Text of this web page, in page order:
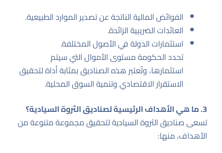
الفوائض المالية الناتجة عن تصدير الموارد الطبيعية.
العائدات الضريبية الزائدة.
استثمارات الدولة في الأصول المختلفة.
تحدد الحكومة مستوى الأموال التي سيتم
استثمارها، وتُعتبر هذه الصناديق بمثابة أداة لتحقيق
الاستقرار الاقتصادي وتنمية السوق المحلية.
3. ما هي الأهداف الرئيسية لصناديق الثروة السيادية؟
تسعى صناديق الثروة السيادية لتحقيق مجموعة متنوعة من
الأهداف، منها: